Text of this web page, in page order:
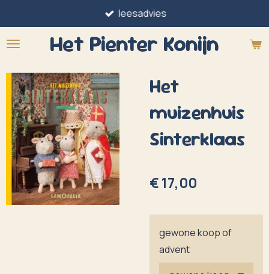
direct
naar
hoofdinhoud
Het Pienter Konijn
leesadvies
Het
muizenhuis
Sinterklaas
€ 17,00
gewone koop of
advent